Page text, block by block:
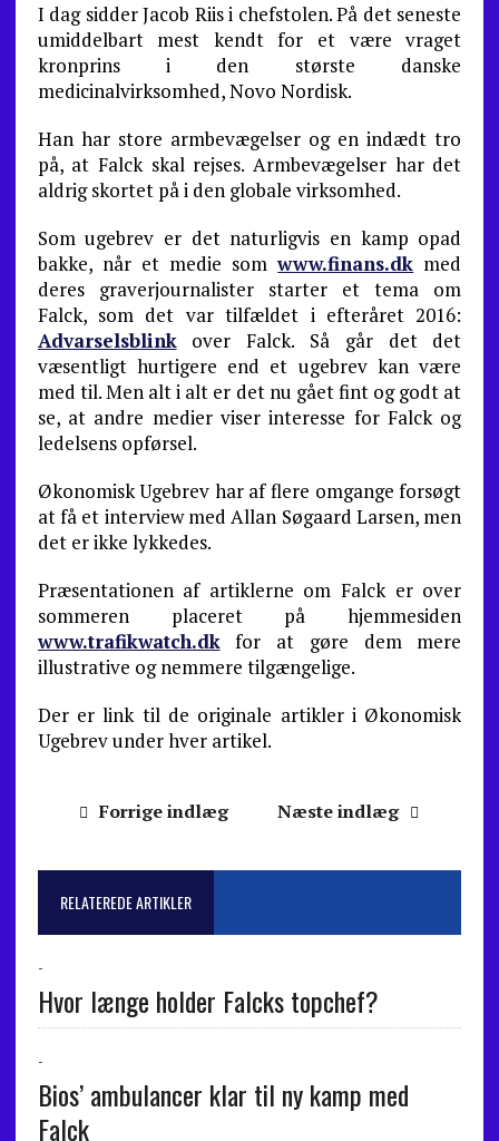
I dag sidder Jacob Riis i chefstolen. På det seneste
umiddelbart mest kendt for et være vraget
kronprins i den største danske
medicinalvirksomhed, Novo Nordisk.
Han har store armbevægelser og en indædt tro
på, at Falck skal rejses. Armbevægelser har det
aldrig skortet på i den globale virksomhed.
Som ugebrev er det naturligvis en kamp opad
bakke, når et medie somwww.finans.dk med
deres graverjournalister starter et tema om
Falck, som det var tilfældet i efteråret 2016:
Advarselsblinkover Falck. Så går det det
væsentligt hurtigere end et ugebrev kan være
med til. Men alt i alt er det nu gået fint og godt at
se, at andre medier viser interesse for Falck og
ledelsens opførsel.
Økonomisk Ugebrev har af flere omgange forsøgt
at få et interview med Allan Søgaard Larsen, men
det er ikke lykkedes.
Præsentationen af artiklerne om Falck er over
sommeren placeret på hjemmesiden
www.trafikwatch.dkfor at gøre dem mere
illustrative og nemmere tilgængelige.
Der er link til de originale artikler i Økonomisk
Ugebrev under hver artikel.
Forrige indlæg Næste indlæg
RELATEREDE ARTIKLER
-
Hvor længe holder Falcks topchef?
-
Bios’ ambulancer klar til ny kamp med
Falck